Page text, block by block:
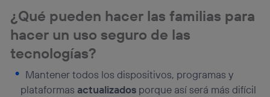
¿Qué pueden hacer las familias para
hacer un uso seguro de las
tecnologías?
Mantener todos los dispositivos, programas y
plataformas actualizados porque así será más difícil